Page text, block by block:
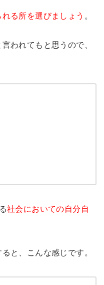
る所を選びましょう 。
われてもと思うので、
社会においての自分自
と、こんな感じです。